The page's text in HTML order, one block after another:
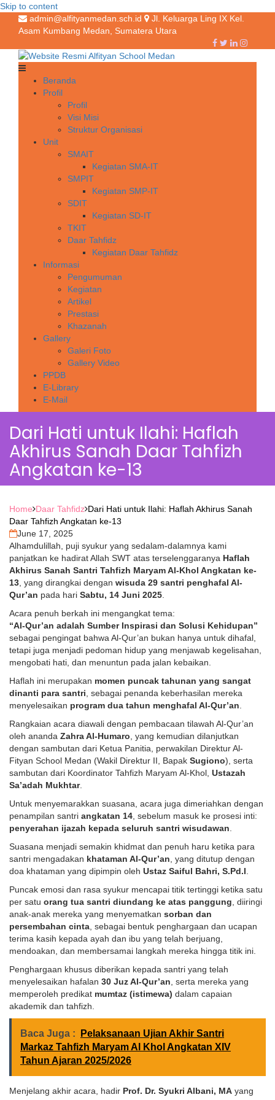
Skip to content
admin@alfityanmedan.sch.id
Jl. Keluarga Ling IX Kel.
Asam Kumbang Medan, Sumatera Utara
Beranda
Profil
Profil
Visi Misi
Struktur Organisasi
Unit
SMAIT
Kegiatan SMA-IT
SMPIT
Kegiatan SMP-IT
SDIT
Kegiatan SD-IT
TKIT
Daar Tahfidz
Kegiatan Daar Tahfidz
Informasi
Pengumuman
Kegiatan
Artikel
Prestasi
Khazanah
Gallery
Galeri Foto
Gallery Video
PPDB
E-Library
E-Mail
Dari Hati untuk Ilahi: Haflah
Akhirus Sanah Daar Tahfizh
Angkatan ke-13
Home Daar Tahfidz Dari Hati untuk Ilahi: Haflah Akhirus Sanah
Daar Tahfizh Angkatan ke-13
June 17, 2025
Alhamdulillah, puji syukur yang sedalam-dalamnya kami
panjatkan ke hadirat Allah SWT atas terselenggaranya Haflah
Akhirus Sanah Santri Tahfizh Maryam Al-Khol Angkatan ke-
13, yang dirangkai dengan wisuda 29 santri penghafal Al-
Qur’an pada hari Sabtu, 14 Juni 2025.
Acara penuh berkah ini mengangkat tema:
“Al-Qur’an adalah Sumber Inspirasi dan Solusi Kehidupan”
sebagai pengingat bahwa Al-Qur’an bukan hanya untuk dihafal,
tetapi juga menjadi pedoman hidup yang menjawab kegelisahan,
mengobati hati, dan menuntun pada jalan kebaikan.
Haflah ini merupakan momen puncak tahunan yang sangat
dinanti para santri, sebagai penanda keberhasilan mereka
menyelesaikan program dua tahun menghafal Al-Qur’an.
Rangkaian acara diawali dengan pembacaan tilawah Al-Qur’an
oleh ananda Zahra Al-Humaro, yang kemudian dilanjutkan
dengan sambutan dari Ketua Panitia, perwakilan Direktur Al-
Fityan School Medan (Wakil Direktur II, Bapak Sugiono), serta
sambutan dari Koordinator Tahfizh Maryam Al-Khol, Ustazah
Sa’adah Mukhtar.
Untuk menyemarakkan suasana, acara juga dimeriahkan dengan
penampilan santri angkatan 14, sebelum masuk ke prosesi inti:
penyerahan ijazah kepada seluruh santri wisudawan.
Suasana menjadi semakin khidmat dan penuh haru ketika para
santri mengadakan khataman Al-Qur’an, yang ditutup dengan
doa khataman yang dipimpin oleh Ustaz Saiful Bahri, S.Pd.I.
Puncak emosi dan rasa syukur mencapai titik tertinggi ketika satu
per satu orang tua santri diundang ke atas panggung, diiringi
anak-anak mereka yang menyematkan sorban dan
persembahan cinta, sebagai bentuk penghargaan dan ucapan
terima kasih kepada ayah dan ibu yang telah berjuang,
mendoakan, dan membersamai langkah mereka hingga titik ini.
Penghargaan khusus diberikan kepada santri yang telah
menyelesaikan hafalan 30 Juz Al-Qur’an, serta mereka yang
memperoleh predikat mumtaz (istimewa) dalam capaian
akademik dan tahfizh.
Baca Juga :
Pelaksanaan Ujian Akhir Santri
Markaz Tahfizh Maryam Al Khol Angkatan XIV
Tahun Ajaran 2025/2026
Menjelang akhir acara, hadir Prof. Dr. Syukri Albani, MA yang